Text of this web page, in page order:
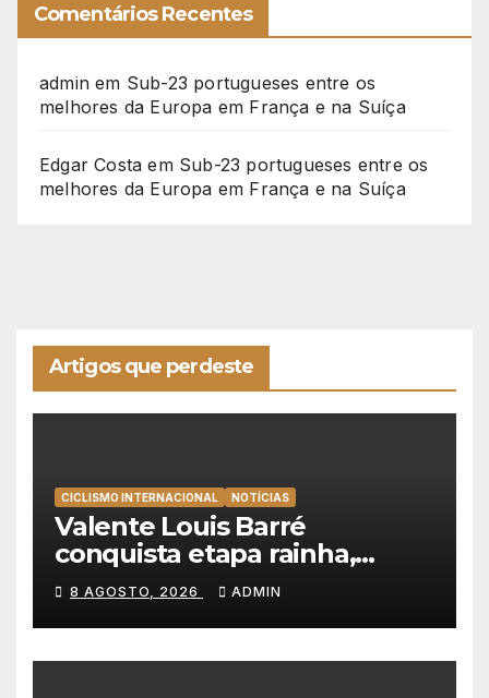
Comentários Recentes
admin em Sub-23 portugueses entre os
melhores da Europa em França e na Suíça
Edgar Costa em Sub-23 portugueses entre os
melhores da Europa em França e na Suíça
Artigos que perdeste
CICLISMO INTERNACIONAL NOTÍCIAS
Valente Louis Barré
conquista etapa rainha,
Christian Scaroni é o novo
líder da Volta a Polónia
8 AGOSTO, 2026 ADMIN